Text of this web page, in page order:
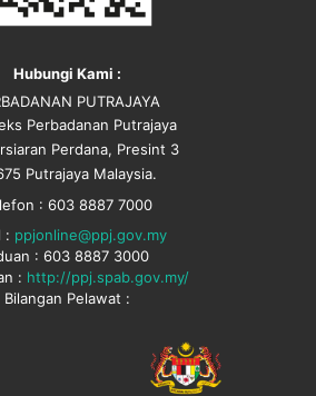
Hubungi Kami :
PUTRAJAYA
Perbadanan Putrajaya
Perdana, Presint 3
Putrajaya Malaysia.
: 603 8887 7000
: ppjonline@ppj.gov.my
: 603 8887 3000
: http://ppj.spab.gov.my/
Bilangan Pelawat :